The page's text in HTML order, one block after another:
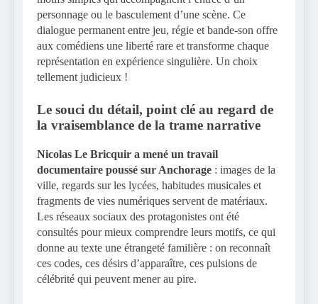
personnage ou le basculement d’une scène. Ce
dialogue permanent entre jeu, régie et bande-son offre
aux comédiens une liberté rare et transforme chaque
représentation en expérience singulière. Un choix
tellement judicieux !
Le souci du détail, point clé au regard de
la vraisemblance de la trame narrative
Nicolas Le Bricquir a mené un travail
documentaire poussé sur Anchorage : images de la
ville, regards sur les lycées, habitudes musicales et
fragments de vies numériques servent de matériaux.
Les réseaux sociaux des protagonistes ont été
consultés pour mieux comprendre leurs motifs, ce qui
donne au texte une étrangeté familière : on reconnaît
ces codes, ces désirs d’apparaître, ces pulsions de
célébrité qui peuvent mener au pire.